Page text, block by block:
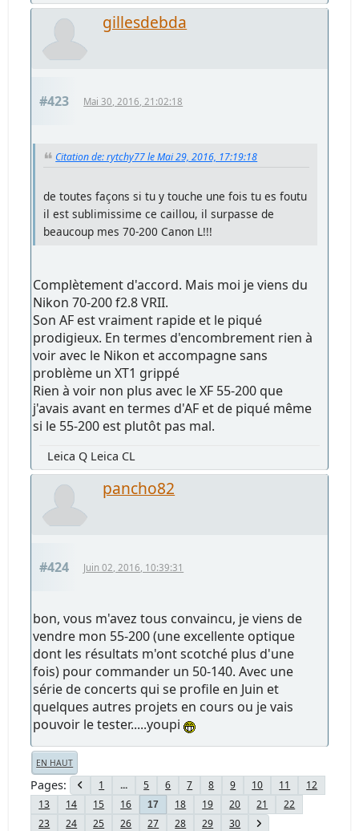
gillesdebda
#423 Mai 30, 2016, 21:02:18
Citation de: rytchy77 le Mai 29, 2016, 17:19:18
de toutes façons si tu y touche une fois tu es foutu
il est sublimissime ce caillou, il surpasse de
beaucoup mes 70-200 Canon L!!!
Complètement d'accord. Mais moi je viens du
Nikon 70-200 f2.8 VRII.
Son AF est vraiment rapide et le piqué
prodigieux. En termes d'encombrement rien à
voir avec le Nikon et accompagne sans
problème un XT1 grippé
Rien à voir non plus avec le XF 55-200 que
j'avais avant en termes d'AF et de piqué même
si le 55-200 est plutôt pas mal.
Leica Q Leica CL
pancho82
#424 Juin 02, 2016, 10:39:31
bon, vous m'avez tous convaincu, je viens de
vendre mon 55-200 (une excellente optique
dont les résultats m'ont scotché plus d'une
fois) pour commander un 50-140. Avec une
série de concerts qui se profile en Juin et
quelques autres projets en cours ou je vais
pouvoir le tester.....youpi
EN HAUT
Pages 1 ... 5 6 7 8 9 10 11
12
13
14 15 16 17 18 19 20 21
22
23
24 25 26 27 28 29 30